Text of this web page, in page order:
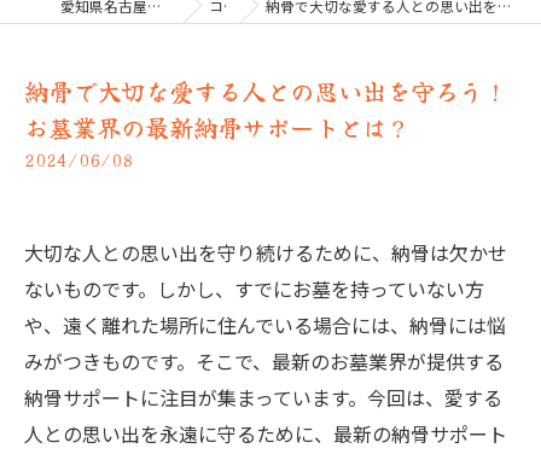
愛知県名古屋市のお墓なら彫刻本舗 コラム 納骨で大切な愛する人との思い出を守ろう！お墓業界の最新納骨サポートとは？
納骨で大切な愛する人との思い出を守ろう！
お墓業界の最新納骨サポートとは？
2024/06/08
大切な人との思い出を守り続けるために、納骨は欠かせ
ないものです。しかし、すでにお墓を持っていない方
や、遠く離れた場所に住んでいる場合には、納骨には悩
みがつきものです。そこで、最新のお墓業界が提供する
納骨サポートに注目が集まっています。今回は、愛する
人との思い出を永遠に守るために、最新の納骨サポート